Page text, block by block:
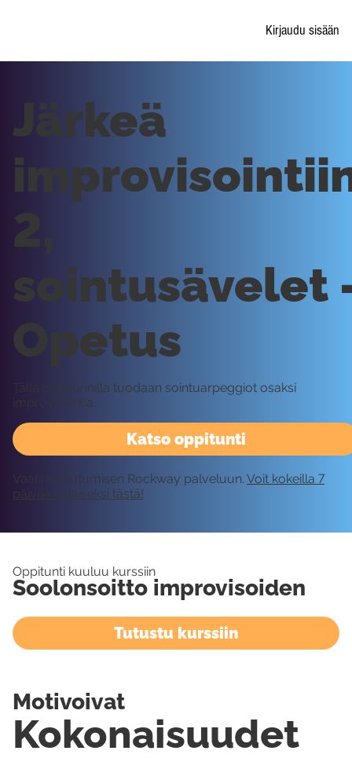
Kirjaudu sisään
Katso oppitunti
Järkeä
2,
sointusävelet
Opetus
Tällä oppitunnilla tuodaan sointuarpeggiot osaksi
improvisointia.
Vaatii kirjautumisen Rockway palveluun. Voit kokeilla 7
päivää ilmaiseksi tästä!
Oppitunti kuuluu kurssiin
Soolonsoitto improvisoiden
Tutustu kurssiin
Kokonaisuudet
Motivoivat